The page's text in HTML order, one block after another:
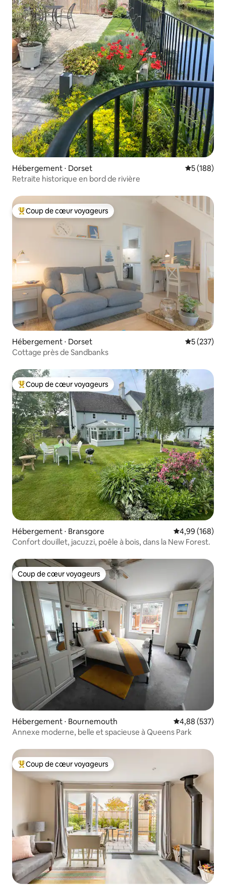
Hébergement ⋅ Dorset Évaluation
5 (188)
Retraite historique en bord de rivière
Coups de cœur voyageurs les plus appréciés
Coup de cœur voyageurs
Hébergement ⋅ Dorset Évaluation
5 (237)
Cottage près de Sandbanks
Coups de cœur voyageurs les plus appréciés
Coup de cœur voyageurs
Hébergement ⋅ Bransgore Évaluation
4,99 (168)
Confort douillet, jacuzzi, poêle à bois, dans la New Forest.
Coup de cœur voyageurs
Coup de cœur voyageurs
Hébergement ⋅ Bournemouth Évaluation
4,88 (537)
Annexe moderne, belle et spacieuse à Queens Park
Coups de cœur voyageurs les plus appréciés
Coup de cœur voyageurs